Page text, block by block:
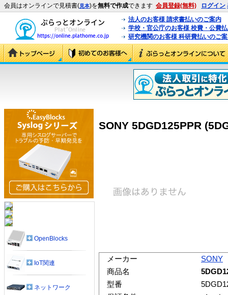
会員はオンラインで見積書(見本)を無料で作成できます 会員登録(無料) ログイン
法人のお客様 請求書払いのご案内
学校・官公庁のお客様 校費・公費
研究機関のお客様 科研費払いのご
SONY 5DGD125PPR
メーカー
SONY
商品名
型番
OpenBlocks
IoT関連
ネットワーク